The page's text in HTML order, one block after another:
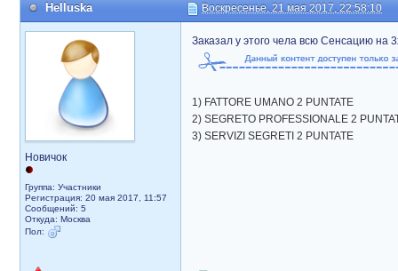
Helluska Воскресенье, 21 мая 2017, 22:58:10
Новичок
Группа: Участники
Регистрация: 20 мая 2017, 11:57
Сообщений: 5
Откуда: Москва
Пол:
Заказал у этого чела всю Сенсацию на
1) FATTORE UMANO 2 PUNTATE
2) SEGRETO PROFESSIONALE 2
3) SERVIZI SEGRETI 2 PUNTATE